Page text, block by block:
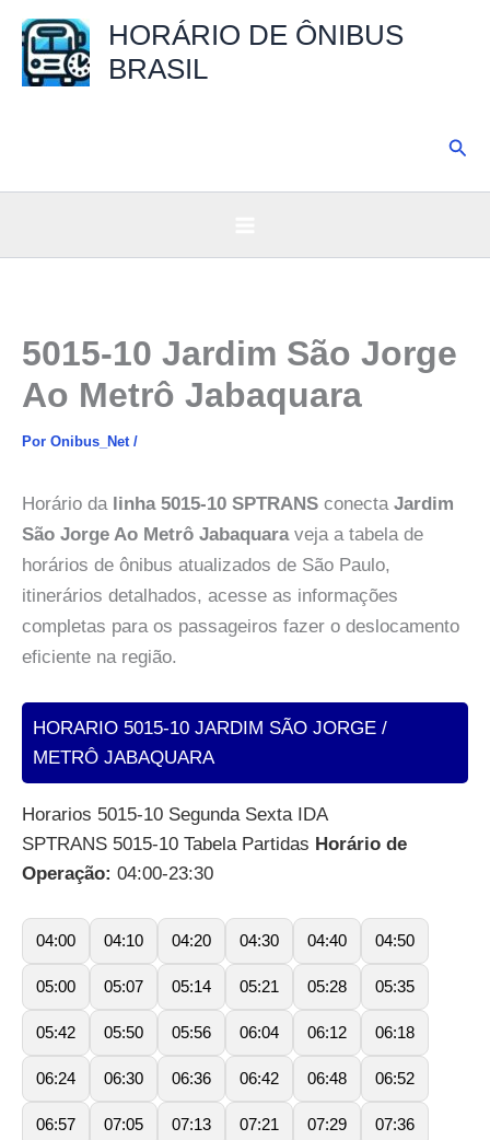
para
HORÁRIO DE ÔNIBUS
BRASIL
5015-10 Jardim São Jorge
Ao Metrô Jabaquara
Por Onibus_Net /
Horário da linha 5015-10 SPTRANS conecta Jardim
São Jorge Ao Metrô Jabaquaraveja a tabela de
horários de ônibus atualizados de São Paulo,
itinerários detalhados, acesse as informações
completas para os passageiros fazer o deslocamento
eficiente na região.
HORARIO 5015-10 JARDIM SÃO JORGE /
METRÔ JABAQUARA
Horarios 5015-10 Segunda Sexta IDA
SPTRANS 5015-10 Tabela Partidas Horário de
Operação: 04:00-23:30
04:00 04:10 04:20 04:30 04:40 04:50
05:00 05:07 05:14 05:21 05:28 05:35
05:42 05:50 05:56 06:04 06:12 06:18
06:24 06:30 06:36 06:42 06:48 06:52
06:57 07:05 07:13 07:21 07:29 07:36